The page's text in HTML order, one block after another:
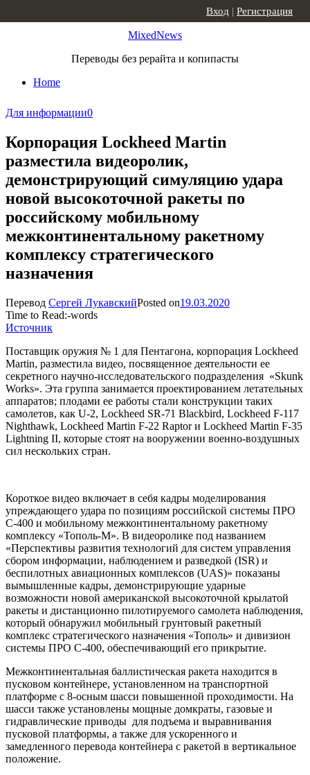
MixedNews
Переводы без рерайта и копипасты
Home
Вход | Регистрация
Для информации0
Корпорация Lockheed Martin
разместила видеоролик,
демонстрирующий симуляцию удара
новой высокоточной ракеты по
российскому мобильному
межконтинентальному ракетному
комплексу стратегического
назначения
Перевод Сергей ЛукавскийPosted on19.03.2020
Time to Read:-words
Источник
Поставщик оружия № 1 для Пентагона, корпорация Lockheed
Martin, разместила видео, посвященное деятельности ее
секретного научно-исследовательского подразделения «Skunk
Works». Эта группа занимается проектированием летательных
аппаратов; плодами ее работы стали конструкции таких
самолетов, как U-2, Lockheed SR-71 Blackbird, Lockheed F-117
Nighthawk, Lockheed Martin F-22 Raptor и Lockheed Martin F-35
Lightning II, которые стоят на вооружении военно-воздушных
сил нескольких стран.
Короткое видео включает в себя кадры моделирования
упреждающего удара по позициям российской системы ПРО
С-400 и мобильному межконтинентальному ракетному
комплексу «Тополь-М». В видеоролике под названием
«Перспективы развития технологий для систем управления
сбором информации, наблюдением и разведкой (ISR) и
беспилотных авиационных комплексов (UAS)» показаны
вымышленные кадры, демонстрирующие ударные
возможности новой американской высокоточной крылатой
ракеты и дистанционно пилотируемого самолета наблюдения,
который обнаружил мобильный грунтовый ракетный
комплекс стратегического назначения «Тополь» и дивизион
системы ПРО С-400, обеспечивающий его прикрытие.
Межконтинентальная баллистическая ракета находится в
пусковом контейнере, установленном на транспортной
платформе с 8-осным шасси повышенной проходимости. На
шасси также установлены мощные домкраты, газовые и
гидравлические приводы для подъема и выравнивания
пусковой платформы, а также для ускоренного и
замедленного перевода контейнера с ракетой в вертикальное
положение.